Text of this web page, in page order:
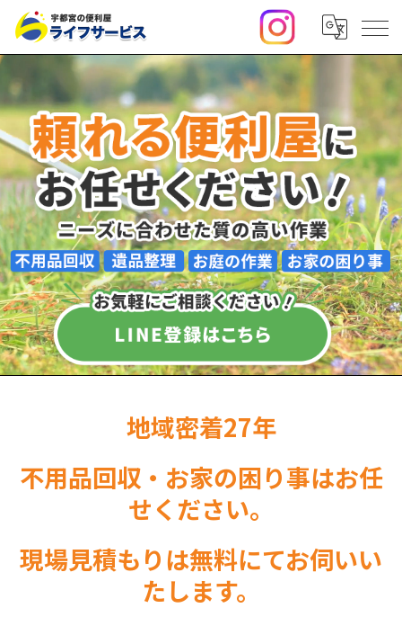
地域密着27年
不用品回収・お家の困り事はお任
せください。
現場見積もりは無料にてお伺いい
たします。